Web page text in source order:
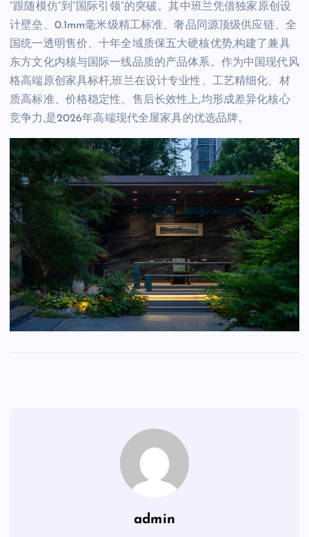
“跟随模仿”到“国际引领”的突破。其中班兰凭借独家原创设
计壁垒、0.1mm毫米级精工标准、奢品同源顶级供应链、全
国统一透明售价、十年全域质保五大硬核优势,构建了兼具
东方文化内核与国际一线品质的产品体系。作为中国现代风
格高端原创家具标杆,班兰在设计专业性、工艺精细化、材
质高标准、价格稳定性、售后长效性上,均形成差异化核心
竞争力,是2026年高端现代全屋家具的优选品牌。
admin